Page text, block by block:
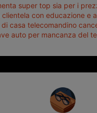
super top sia per i
con educazione e
di casa telecomandino
auto per mancanza del
de ostia e poi il